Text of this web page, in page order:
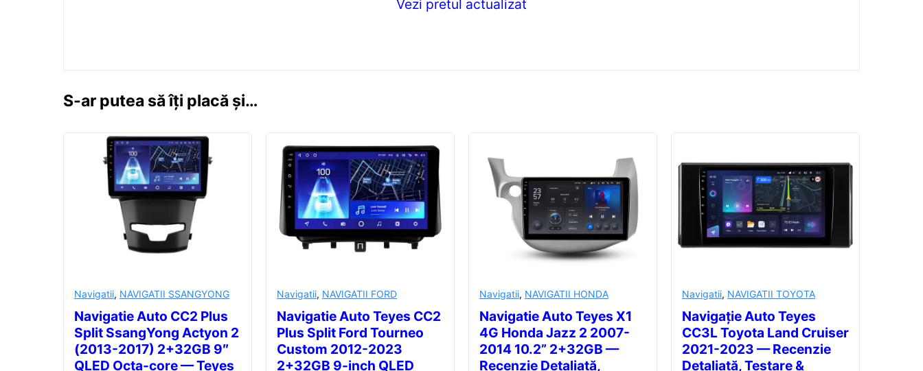
Vezi pretul actualizat
S-ar putea să îți placă și…
Navigatii, NAVIGATII SSANGYONG
Navigatie Auto CC2 Plus
Split SsangYong Actyon 2
(2013-2017) 2+32GB 9″
QLED Octa-core — Teyes
Navigatii, NAVIGATII FORD
Navigatie Auto Teyes CC2
Plus Split Ford Tourneo
Custom 2012-2023
2+32GB 9-inch QLED
Navigatii, NAVIGATII HONDA
Navigatie Auto Teyes X1
4G Honda Jazz 2 2007-
2014 10.2” 2+32GB —
Recenzie Detaliată,
Navigatii, NAVIGATII TOYOTA
Navigație Auto Teyes
CC3L Toyota Land Cruiser
2021-2023 — Recenzie
Detaliată, Testare &